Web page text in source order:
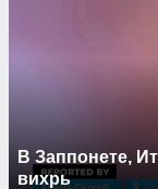
В Заппонете,
вихрь